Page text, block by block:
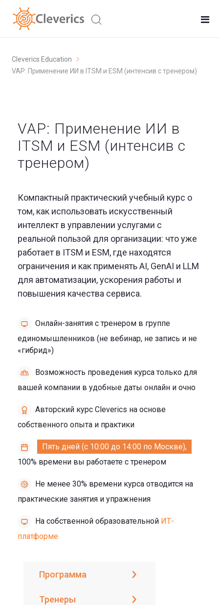
Cleverics Education
VAP: Применение ИИ в ITSM и ESM (интенсив с тренером)
VAP: Применение ИИ в
ITSM и ESM (интенсив с
тренером)
Компактный практический учебный курс о
том, как использовать искусственный
интеллект в управлении услугами с
реальной пользой для организации: что уже
работает в ITSM и ESM, где находятся
ограничения и как применять AI, GenAI и LLM
для автоматизации, ускорения работы и
повышения качества сервиса.
Онлайн-занятия с тренером в группе
единомышленников (не вебинар, не запись и не
«гибрид»)
Возможность проведения курса только для
вашей компании в удобные даты онлайн и очно
Авторский курс Cleverics на основе
собственного опыта и практики
Пять дней (с 10:00 до 14:00 по Москве),
100% времени вы работаете с тренером
Не менее 30% времени курса отводится на
практические занятия и упражнения
На собственной образовательной ИТ-
платформе
Программа
Тренеры